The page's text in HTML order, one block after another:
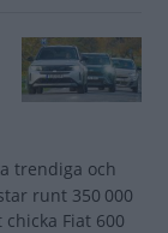
trendiga och
runt 350 000
Fiat 600